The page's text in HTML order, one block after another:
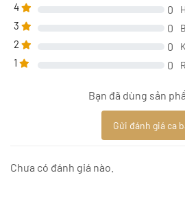
4 0
3 0
2 0
1 0
Bạn đã dùng sản
Gửi đánh giá ca
Chưa có đánh giá nào.